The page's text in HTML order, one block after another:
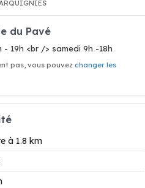
du Pavé
19h <br /> samedi 9h -18h
pas, vous pouvez changer les
à 1.8 km